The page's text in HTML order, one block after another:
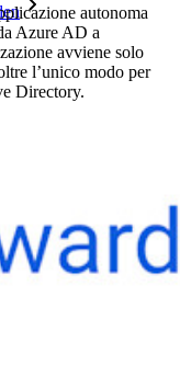
Contatta il reparto
autonoma
Azure AD a
avviene solo
l’unico modo per
Directory.